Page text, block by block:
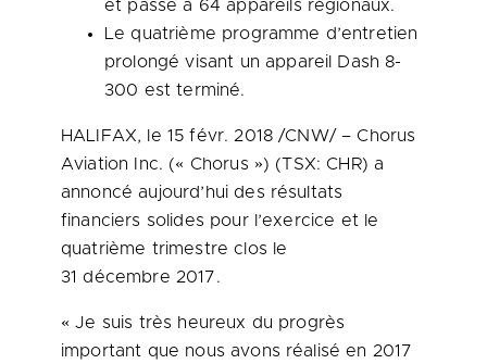
et passe à 64 appareils régionaux.
Le quatrième programme d’entretien
prolongé visant un appareil Dash 8-
300 est terminé.
HALIFAX, le 15 févr. 2018 /CNW/ – Chorus
Aviation Inc. (« Chorus ») (TSX: CHR) a
annoncé aujourd’hui des résultats
financiers solides pour l’exercice et le
quatrième trimestre clos le
31 décembre 2017.
« Je suis très heureux du progrès
important que nous avons réalisé en 2017